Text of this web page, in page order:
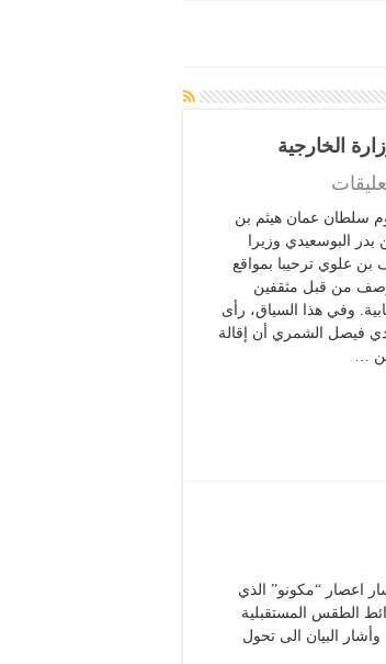
23
عاما
في
قيادة
الدبلوماسية
سلطان عمان هيثم بن
البوسعيدي وزيرا
بن علوي ترحيبا بمواقع
من قبل مثقفين
وفي هذا السياق، رأى
فيصل الشمري أن إقالة
الإمارات
خارج
مركز
إعصار
اعصار “مكونو” الذي
الطقس المستقبلية
البيان الى تحول